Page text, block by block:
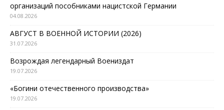
организаций пособниками нацистской Германии
04.08.2026
АВГУСТ В ВОЕННОЙ ИСТОРИИ (2026)
31.07.2026
Возрождая легендарный Воениздат
19.07.2026
«Богини отечественного производства»
19.07.2026